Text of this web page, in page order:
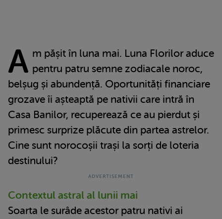
A m pășit în luna mai. Luna Florilor aduce
pentru patru semne zodiacale noroc,
belșug și abundență. Oportunități financiare
grozave îi așteaptă pe nativii care intră în
Casa Banilor, recuperează ce au pierdut și
primesc surprize plăcute din partea astrelor.
Cine sunt norocoșii trași la sorți de loteria
destinului?
Contextul astral al lunii mai
Soarta le surâde acestor patru nativi ai